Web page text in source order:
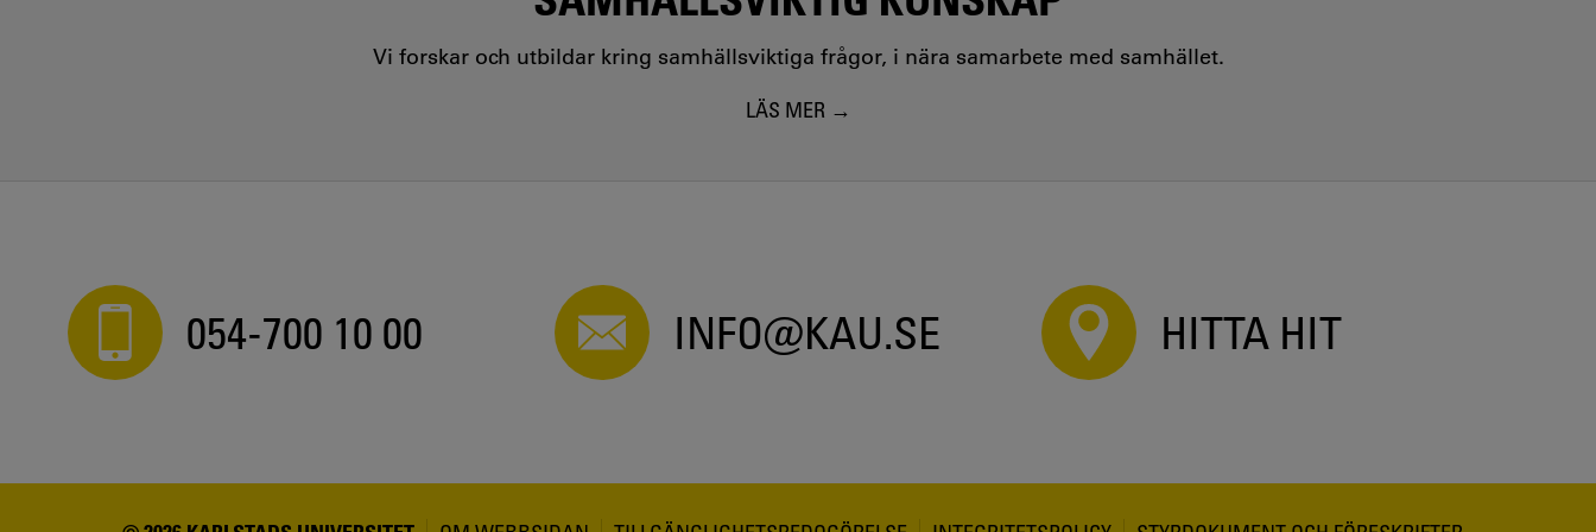
Vi forskar och utbildar kring samhällsviktiga frågor, i nära samarbete med samhället.
LÄS MER
054-700 10 00 INFO@KAU.SE HITTA HIT